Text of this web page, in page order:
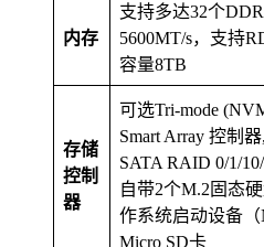
内存
支持多达32个
5600MT/s，支持
容量8TB
存储
控制
器
可选Tri-mode
Smart Array 控制
SATA RAID 0/1/
自带2个M.2固态
作系统启动设备
Micro SD卡